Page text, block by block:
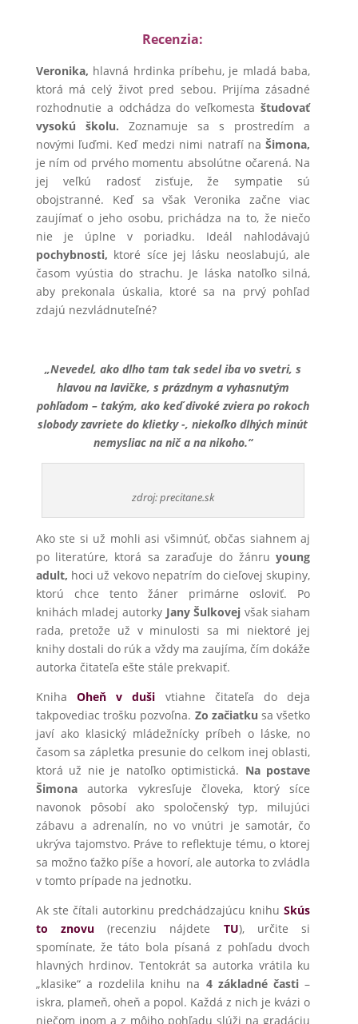
Recenzia:
Veronika, hlavná hrdinka príbehu, je mladá baba,
ktorá má celý život pred sebou. Prijíma zásadné
rozhodnutie a odchádza do veľkomestaštudovať
vysokú školu. Zoznamuje sa s prostredím a
novými ľuďmi. Keď medzi nimi natrafí naŠimona,
je ním od prvého momentu absolútne očarená. Na
jej veľkú radosť zisťuje, že sympatie sú
obojstranné. Keď sa však Veronika začne viac
zaujímať o jeho osobu, prichádza na to, že niečo
nie je úplne v poriadku. Ideál nahlodávajú
pochybnosti, ktoré síce jej lásku neoslabujú, ale
časom vyústia do strachu. Je láska natoľko silná,
aby prekonala úskalia, ktoré sa na prvý pohľad
zdajú nezvládnuteľné?
„Nevedel, ako dlho tam tak sedel iba vo svetri, s
hlavou na lavičke, s prázdnym a vyhasnutým
pohľadom – takým, ako keď divoké zviera po rokoch
slobody zavriete do klietky -, niekoľko dlhých minút
nemysliac na nič a na nikoho.“
zdroj: precitane.sk
Ako ste si už mohli asi všimnúť, občas siahnem aj
po literatúre, ktorá sa zaraďuje do žánruyoung
adult, hoci už vekovo nepatrím do cieľovej skupiny,
ktorú chce tento žáner primárne osloviť. Po
knihách mladej autorky Jany Šulkovej však siaham
rada, pretože už v minulosti sa mi niektoré jej
knihy dostali do rúk a vždy ma zaujíma, čím dokáže
autorka čitateľa ešte stále prekvapiť.
Kniha Oheň v duši vtiahne čitateľa do deja
takpovediac trošku pozvoľna. Zo začiatku sa všetko
javí ako klasický mládežnícky príbeh o láske, no
časom sa zápletka presunie do celkom inej oblasti,
ktorá už nie je natoľko optimistická. Na postave
Šimonaautorka vykresľuje človeka, ktorý síce
navonok pôsobí ako spoločenský typ, milujúci
zábavu a adrenalín, no vo vnútri je samotár, čo
ukrýva tajomstvo. Práve to reflektuje tému, o ktorej
sa možno ťažko píše a hovorí, ale autorka to zvládla
v tomto prípade na jednotku.
Ak ste čítali autorkinu predchádzajúcu knihuSkús
to znovu (recenziu nájdete TU), určite si
spomínate, že táto bola písaná z pohľadu dvoch
hlavných hrdinov. Tentokrát sa autorka vrátila ku
„klasike“ a rozdelila knihu na 4 základné časti –
iskra, plameň, oheň a popol. Každá z nich je kvázi o
niečom inom a z môjho pohľadu slúži na gradáciu